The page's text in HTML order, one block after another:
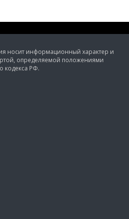
носит информационный характер и
определяемой положениями
кодекса РФ.